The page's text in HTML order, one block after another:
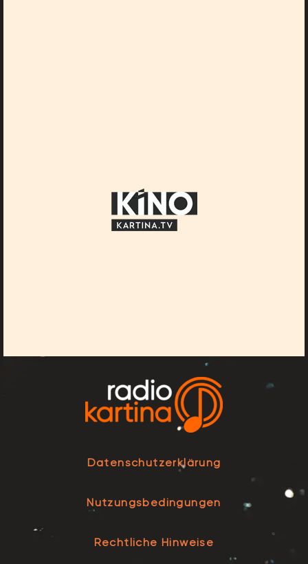
Datenschutzerklärung
Nutzungsbedingungen
Rechtliche Hinweise